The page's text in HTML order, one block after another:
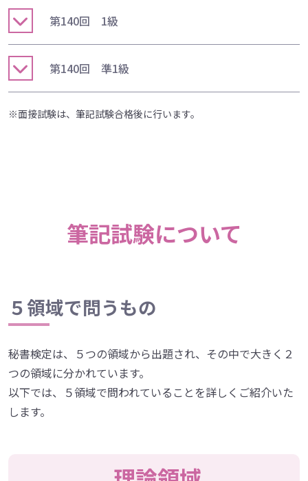
第140回 1級
第140回 準1級
※面接試験は、筆記試験合格後に行います。
筆記試験について
５領域で問うもの
秘書検定は、５つの領域から出題され、その中で大きく２
つの領域に分かれています。
以下では、５領域で問われていることを詳しくご紹介いた
します。